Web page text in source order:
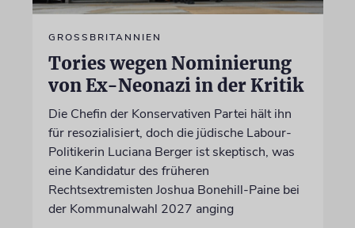
GROSSBRITANNIEN
Tories wegen Nominierung
von Ex-Neonazi in der Kritik
Die Chefin der Konservativen Partei hält ihn
für resozialisiert, doch die jüdische Labour-
Politikerin Luciana Berger ist skeptisch, was
eine Kandidatur des früheren
Rechtsextremisten Joshua Bonehill-Paine bei
der Kommunalwahl 2027 anging